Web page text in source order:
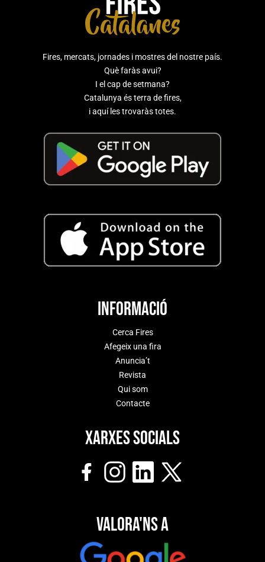
Fires, mercats, jornades i mostres del nostre país.
Què faràs avui?
I el cap de setmana?
Catalunya és terra de fires,
i aquí les trovaràs totes.
Informació
Cerca Fires
Afegeix una fira
Anuncia’t
Revista
Qui som
Contacte
Xarxes socials
Valora'ns a